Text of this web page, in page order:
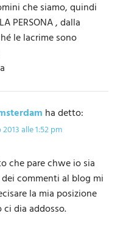
che siamo, quindi
PERSONA , dalla
le lacrime sono
ha detto:
alle 1:52 pm
che pare chwe io sia
commenti al blog mi
la mia posizione
dia addosso.